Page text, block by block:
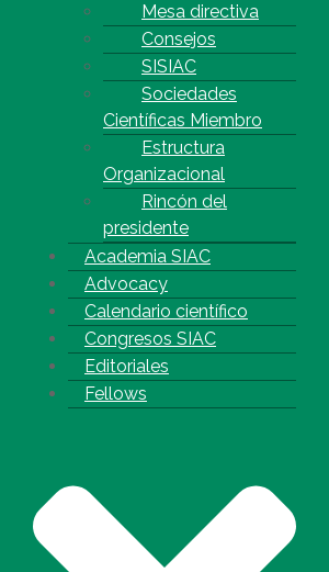
Mesa directiva
Consejos
SISIAC
Sociedades
Científicas Miembro
Estructura
Organizacional
Rincón del
presidente
Academia SIAC
Advocacy
Calendario científico
Congresos SIAC
Editoriales
Fellows